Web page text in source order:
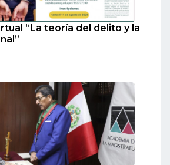
“La teoría del delito y la